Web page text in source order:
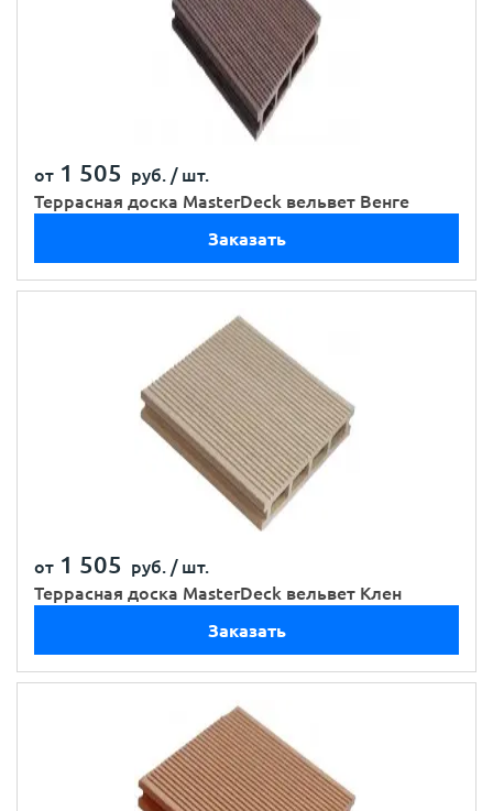
от 1 505 руб. / шт.
Террасная доска MasterDeck вельвет Венге
Заказать
от 1 505 руб. / шт.
Террасная доска MasterDeck вельвет Клен
Заказать